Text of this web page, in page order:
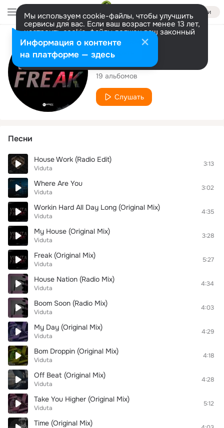
Войти
Мы используем cookie-файлы, чтобы улучшить
сервисы для вас. Если ваш возраст менее 13 лет,
настроить cookie-файлы должен ваш законный
представитель. Больше информации
Разрешить все Настроить
Исполнитель
Viduta
19 альбомов
Слушать
Песни
House Work (Radio Edit)
Viduta
3:13
Where Are You
Viduta
3:02
Workin Hard All Day Long (Original Mix)
Viduta
4:35
My House (Original Mix)
Viduta
3:28
Freak (Original Mix)
Viduta
5:27
House Nation (Radio Mix)
Viduta
4:34
Boom Soon (Radio Mix)
Viduta
4:03
My Day (Original Mix)
Viduta
4:29
Bom Droppin (Original Mix)
Viduta
4:18
Off Beat (Original Mix)
Viduta
4:28
Take You Higher (Original Mix)
Viduta
5:12
Time (Original Mix)
Информация о контенте
на платформе — здесь